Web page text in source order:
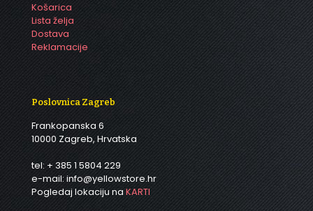
Košarica
Lista želja
Dostava
Reklamacije
Poslovnica Zagreb
Frankopanska 6
10000 Zagreb, Hrvatska
tel: + 385 1 5804 229
e-mail: info@yellowstore.hr
Pogledaj lokaciju na KARTI